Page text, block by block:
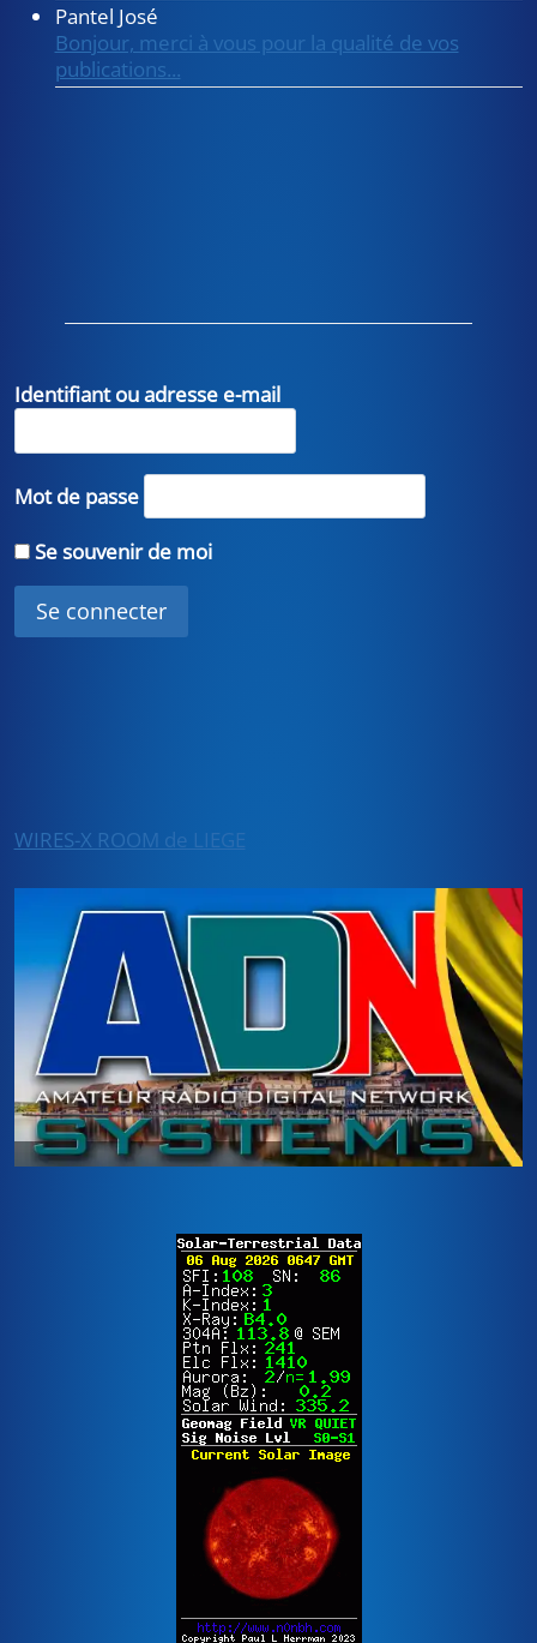
Pantel José
Bonjour, merci à vous pour la qualité de vos
publications...
Identifiant ou adresse e-mail
Mot de passe
Se souvenir de moi
WIRES-X ROOM de LIEGE